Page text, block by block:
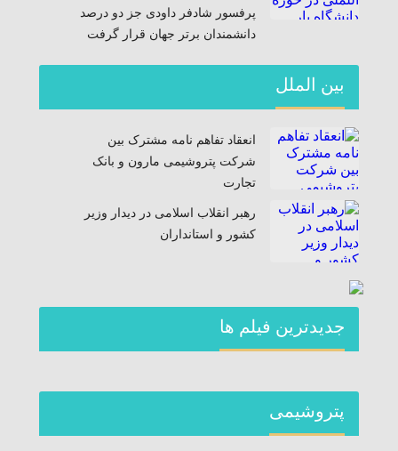
پرفسور شادفر داودی جز دو درصد
دانشمندان برتر جهان قرار گرفت
بین الملل
انعقاد تفاهم نامه مشترک بین
شرکت پتروشیمی مارون و بانک
تجارت
رهبر انقلاب اسلامی در دیدار وزیر
کشور و استانداران
جديدترين فیلم ها
پتروشیمی